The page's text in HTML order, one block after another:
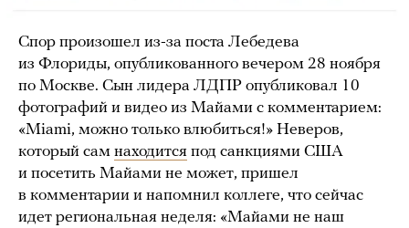
Спор произошел из-за поста Лебедева
из Флориды, опубликованного вечером 28 ноября
по Москве. Сын лидера ЛДПР опубликовал 10
фотографий и видео из Майами с комментарием:
«Miami, можно только влюбиться!» Неверов,
который сам находится под санкциями США
и посетить Майами не может, пришел
в комментарии и напомнил коллеге, что сейчас
идет региональная неделя: «Майами не наш